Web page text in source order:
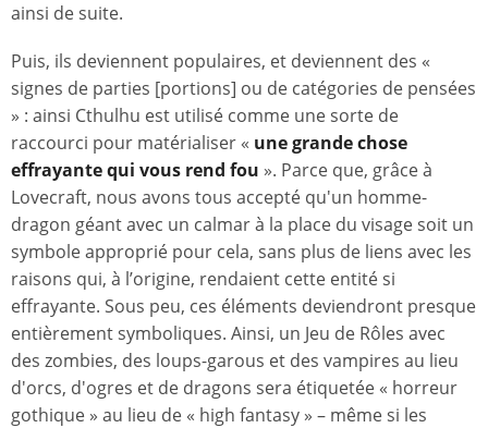
ainsi de suite.
Puis, ils deviennent populaires, et deviennent des «
signes de parties [portions] ou de catégories de pensées
» : ainsi Cthulhu est utilisé comme une sorte de
raccourci pour matérialiser « une grande chose
effrayante qui vous rend fou ». Parce que, grâce à
Lovecraft, nous avons tous accepté qu'un homme-
dragon géant avec un calmar à la place du visage soit un
symbole approprié pour cela, sans plus de liens avec les
raisons qui, à l’origine, rendaient cette entité si
effrayante. Sous peu, ces éléments deviendront presque
entièrement symboliques. Ainsi, un Jeu de Rôles avec
des zombies, des loups-garous et des vampires au lieu
d'orcs, d'ogres et de dragons sera étiquetée « horreur
gothique » au lieu de « high fantasy » – même si les